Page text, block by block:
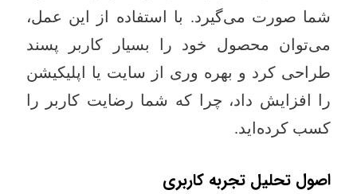
شما صورت می‌گیرد. با استفاده از این عمل،
می‌توان محصول خود را بسیار کاربر پسند
طراحی کرد و بهره وری از سایت یا اپلیکیشن
را افزایش داد، چرا که شما رضایت کاربر را
کسب کرده‌اید.
اصول تحلیل تجربه کاربری